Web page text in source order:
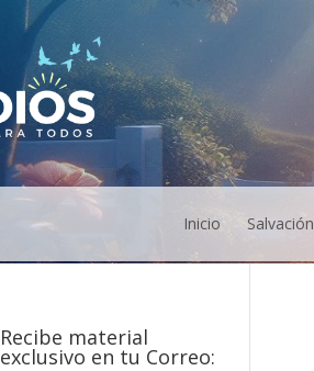
Inicio Salvación
Recibe material
exclusivo en tu Correo: